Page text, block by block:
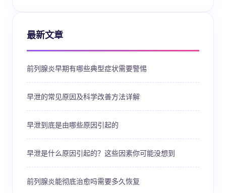
最新文章
前列腺炎早期有哪些典型症状需要警惕
早泄的常见原因及科学改善方法详解
早泄到底是由哪些原因引起的
早泄是什么原因引起的？这些因素你可能没想到
前列腺炎能彻底治愈吗需要多久恢复